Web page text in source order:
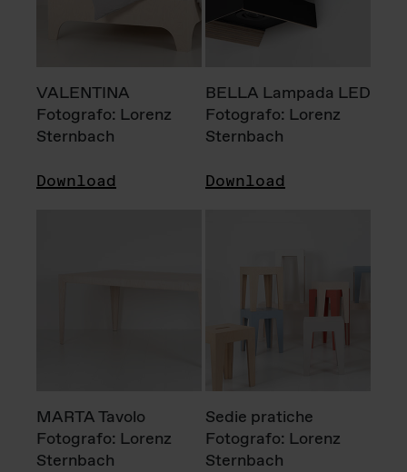
VALENTINA
Fotografo: Lorenz
Sternbach
Download
BELLA Lampada LED
Fotografo: Lorenz
Sternbach
Download
MARTA Tavolo
Fotografo: Lorenz
Sternbach
Sedie pratiche
Fotografo: Lorenz
Sternbach